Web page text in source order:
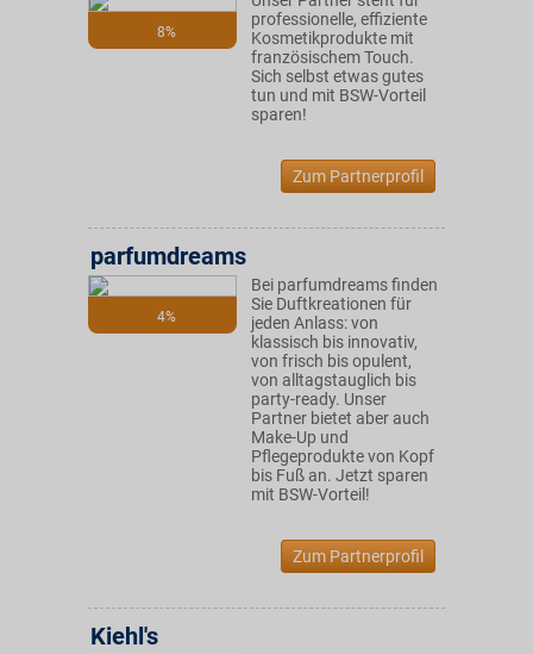
8%
professionelle, effiziente
Kosmetikprodukte mit
französischem Touch.
Sich selbst etwas gutes
tun und mit BSW-Vorteil
sparen!
Zum Partnerprofil
4%
parfumdreams
Bei parfumdreams finden
Sie Duftkreationen für
jeden Anlass: von
klassisch bis innovativ,
von frisch bis opulent,
von alltagstauglich bis
party-ready. Unser
Partner bietet aber auch
Make-Up und
Pflegeprodukte von Kopf
bis Fuß an. Jetzt sparen
mit BSW-Vorteil!
Zum Partnerprofil
Kiehl's